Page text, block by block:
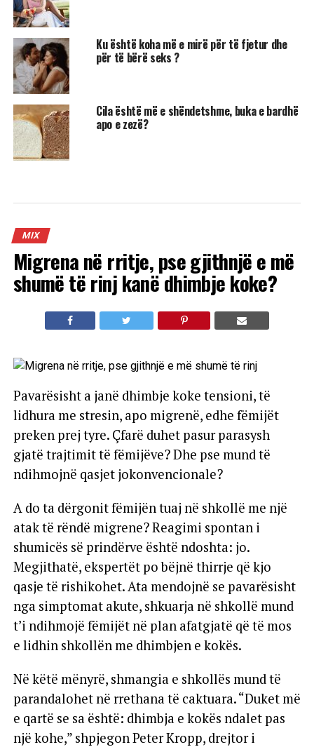
Ku është koha më e mirë për të fjetur dhe
për të bërë seks ?
Cila është më e shëndetshme, buka e bardhë
apo e zezë?
MIX
Migrena në rritje, pse gjithnjë e më
shumë të rinj kanë dhimbje koke?
Pavarësisht a janë dhimbje koke tensioni, të
lidhura me stresin, apo migrenë, edhe fëmijët
preken prej tyre. Çfarë duhet pasur parasysh
gjatë trajtimit të fëmijëve? Dhe pse mund të
ndihmojnë qasjet jokonvencionale?
A do ta dërgonit fëmijën tuaj në shkollë me një
atak të rëndë migrene? Reagimi spontan i
shumicës së prindërve është ndoshta: jo.
Megjithatë, ekspertët po bëjnë thirrje që kjo
qasje të rishikohet. Ata mendojnë se pavarësisht
nga simptomat akute, shkuarja në shkollë mund
t’i ndihmojë fëmijët në plan afatgjatë që të mos
e lidhin shkollën me dhimbjen e kokës.
Në këtë mënyrë, shmangia e shkollës mund të
parandalohet në rrethana të caktuara. “Duket më
e qartë se sa është: dhimbja e kokës ndalet pas
një kohe,” shpjegon Peter Kropp, drejtor i